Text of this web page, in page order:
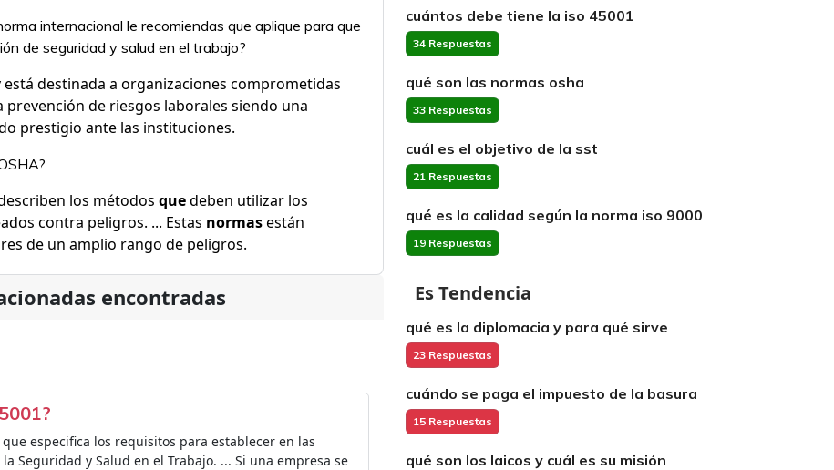
internacional le recomiendas que aplique para que
de seguridad y salud en el trabajo?
está destinada a organizaciones comprometidas
prevención de riesgos laborales siendo una
prestigio ante las instituciones.
los métodos quedeben utilizar los
contra peligros. ... Estas normasestán
de un amplio rango de peligros.
encontradas
especifica los requisitos para establecer en las
Seguridad y Salud en el Trabajo. ... Si una empresa se
cuántos debe tiene la iso 45001
34 Respuestas
qué son las normas osha
33 Respuestas
cuál es el objetivo de la sst
21 Respuestas
qué es la calidad según la norma iso 9000
19 Respuestas
Es Tendencia
qué es la diplomacia y para qué sirve
23 Respuestas
cuándo se paga el impuesto de la basura
15 Respuestas
qué son los laicos y cuál es su misión